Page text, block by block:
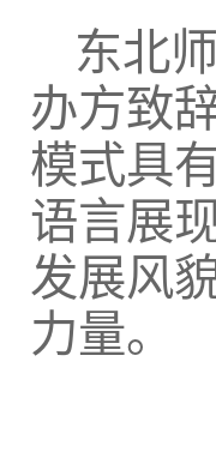
东北
办方致
模式具
语言展
发展风
力量。